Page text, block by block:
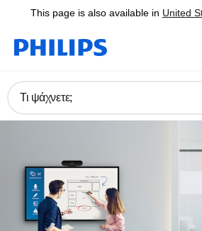
This page is also available in United
Τι ψάχνετε;